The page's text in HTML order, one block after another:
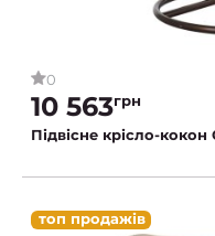
0
10 563грн
Підвісне крісло-
топ продажів